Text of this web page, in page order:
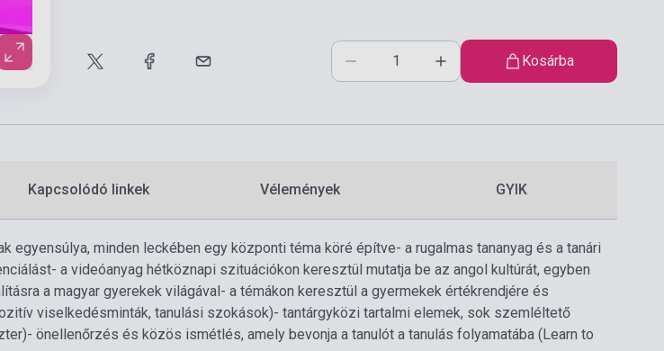
Kosárba
Kapcsolódó linkek Vélemények GYIK
egyensúlya, minden leckében egy központi téma köré építve- a rugalmas tananyag és a tanári
- a videóanyag hétköznapi szituációkon keresztül mutatja be az angol kultúrát, egyben
a magyar gyerekek világával- a témákon keresztül a gyermekek értékrendjére és
viselkedésminták, tanulási szokások)- tantárgyközi tartalmi elemek, sok szemléltető
- önellenőrzés és közös ismétlés, amely bevonja a tanulót a tanulás folyamatába (Learn to